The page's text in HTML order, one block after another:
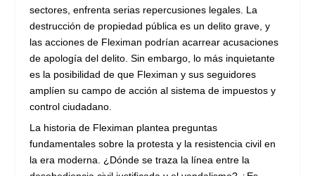
sectores, enfrenta serias repercusiones legales. La
destrucción de propiedad pública es un delito grave, y
las acciones de Fleximan podrían acarrear acusaciones
de apología del delito. Sin embargo, lo más inquietante
es la posibilidad de que Fleximan y sus seguidores
amplíen su campo de acción al sistema de impuestos y
control ciudadano.
La historia de Fleximan plantea preguntas
fundamentales sobre la protesta y la resistencia civil en
la era moderna. ¿Dónde se traza la línea entre la